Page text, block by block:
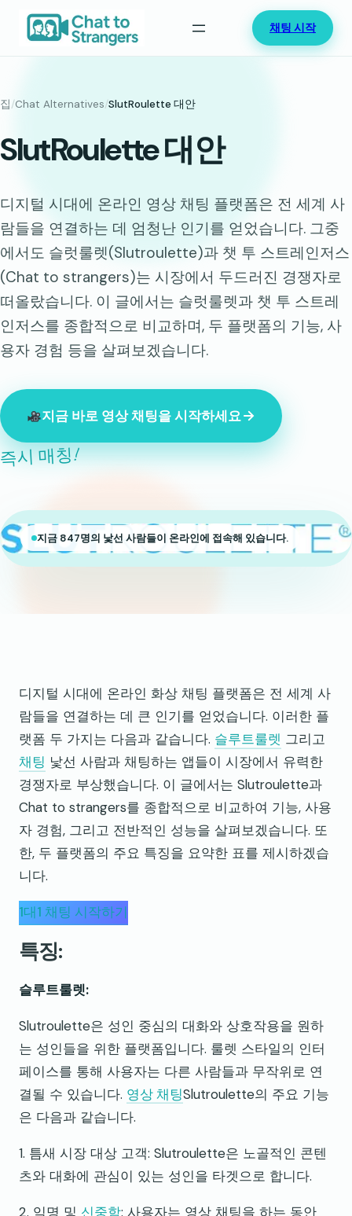
바
가
기
채팅 시작
집/Chat Alternatives/SlutRoulette 대안
SlutRoulette 대안
디지털 시대에 온라인 영상 채팅 플랫폼은 전 세계 사
람들을 연결하는 데 엄청난 인기를 얻었습니다. 그중
에서도 슬럿룰렛(Slutroulette)과 챗 투 스트레인저스
(Chat to strangers)는 시장에서 두드러진 경쟁자로
떠올랐습니다. 이 글에서는 슬럿룰렛과 챗 투 스트레
인저스를 종합적으로 비교하며, 두 플랫폼의 기능, 사
용자 경험 등을 살펴보겠습니다.
지금 바로 영상 채팅을 시작하세요
즉시 매칭!
지금 847명의 낯선 사람들이 온라인에 접속해 있습니다.
디지털 시대에 온라인 화상 채팅 플랫폼은 전 세계 사
람들을 연결하는 데 큰 인기를 얻었습니다. 이러한 플
랫폼 두 가지는 다음과 같습니다. 슬루트룰렛 그리고
채팅 낯선 사람과 채팅하는 앱들이 시장에서 유력한
경쟁자로 부상했습니다. 이 글에서는 Slutroulette과
Chat to strangers를 종합적으로 비교하여 기능, 사용
자 경험, 그리고 전반적인 성능을 살펴보겠습니다. 또
한, 두 플랫폼의 주요 특징을 요약한 표를 제시하겠습
니다.
1대1 채팅 시작하기
특징:
슬루트룰렛:
Slutroulette은 성인 중심의 대화와 상호작용을 원하
는 성인들을 위한 플랫폼입니다. 룰렛 스타일의 인터
페이스를 통해 사용자는 다른 사람들과 무작위로 연
결될 수 있습니다. 영상 채팅Slutroulette의 주요 기능
은 다음과 같습니다.
1. 틈새 시장 대상 고객: Slutroulette은 노골적인 콘텐
츠와 대화에 관심이 있는 성인을 타겟으로 합니다.
2. 익명 및 신중함: 사용자는 영상 채팅을 하는 동안